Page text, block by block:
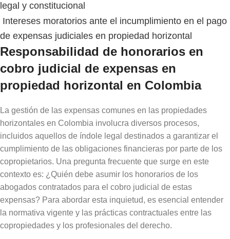
legal y constitucional
Intereses moratorios ante el incumplimiento en el pago
de expensas judiciales en propiedad horizontal
Responsabilidad de honorarios en
cobro judicial de expensas en
propiedad horizontal en Colombia
La gestión de las expensas comunes en las propiedades
horizontales en Colombia involucra diversos procesos,
incluidos aquellos de índole legal destinados a garantizar el
cumplimiento de las obligaciones financieras por parte de los
copropietarios. Una pregunta frecuente que surge en este
contexto es: ¿Quién debe asumir los honorarios de los
abogados contratados para el cobro judicial de estas
expensas? Para abordar esta inquietud, es esencial entender
la normativa vigente y las prácticas contractuales entre las
copropiedades y los profesionales del derecho.